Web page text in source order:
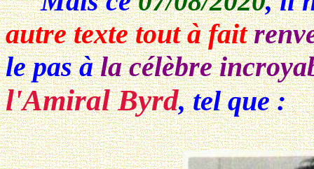
autre texte tout à fait
le pas àla célèbre
l'Amiral Byrd, tel que :